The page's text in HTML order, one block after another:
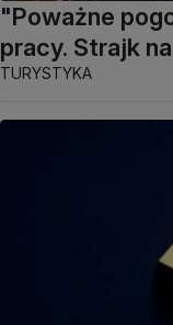
"Poważne
pracy. Strajk
TURYSTYKA